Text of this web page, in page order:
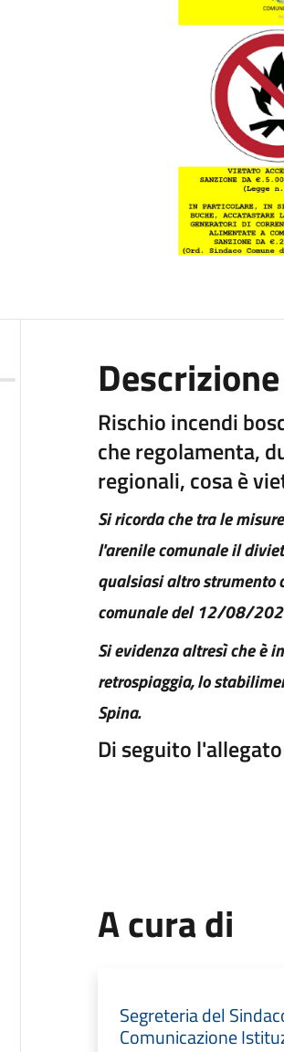
Descrizione
Rischio incendi
che regolamenta,
regionali, cosa è
Si ricorda che tra le
l'arenile comunale il
qualsiasi altro strumento
comunale del12/08/
Si evidenza altresì che è
retrospiaggia, lo
Spina.
Di seguito
A cura di
Segreteria del
Comunicazione